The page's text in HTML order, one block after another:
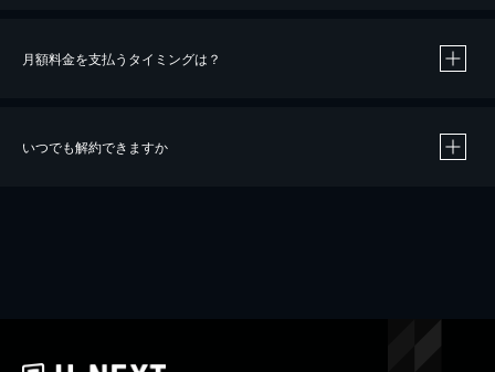
※40％ポイント還元の対象は、クレジットカード決済による作品の購入 / レンタルです。
iOSアプリのUコイン決済による作品の購入 / レンタルは、20％のポイント還元です。
月額料金を支払うタイミングは？
いつでも解約できますか